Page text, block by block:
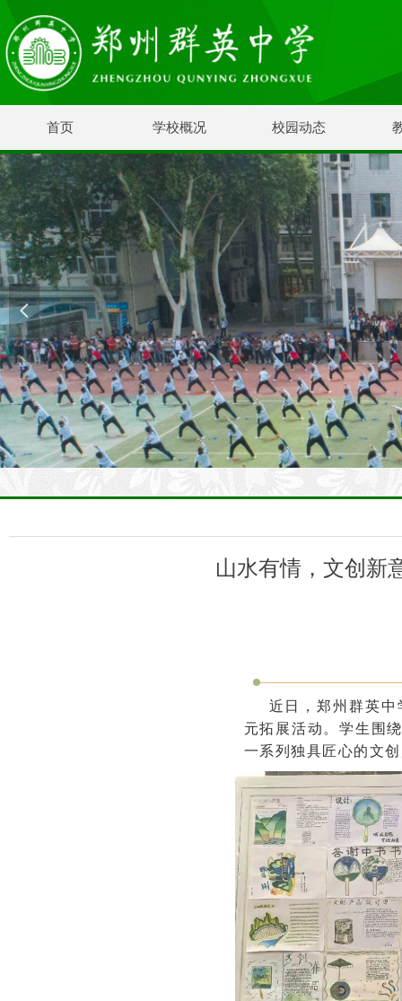
首页 学校概况 校园动态
山水有情，文创
近日，郑州群英
元拓展活动。学生围
一系列独具匠心的文
넳